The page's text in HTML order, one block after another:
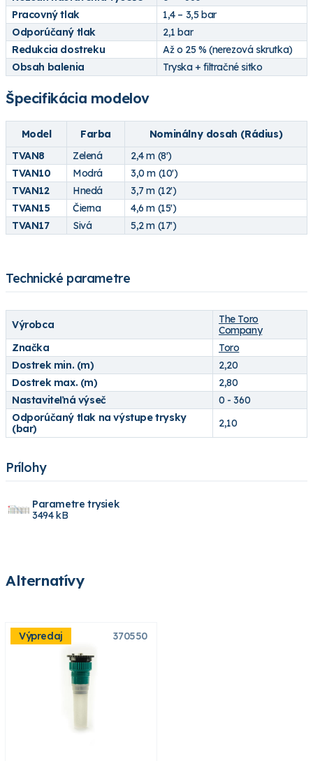
Pracovný tlak
1,4 – 3,5 bar
Odporúčaný tlak
2,1 bar
Redukcia dostreku
Až o 25 % (nerezová skrutka)
Obsah balenia
Tryska + filtračné sitko
Špecifikácia modelov
Model Farba
Nominálny dosah (Rádius)
TVAN8
Zelená
2,4 m (8')
TVAN10
Modrá
3,0 m (10')
TVAN12
Hnedá
3,7 m (12')
TVAN15
Čierna
4,6 m (15')
TVAN17
Sivá 5,2 m (17')
Technické parametre
Výrobca
The Toro
Company
Značka
Toro
Dostrek min. (m)
2,20
Dostrek max. (m)
2,80
Nastaviteľná výseč
0 - 360
Odporúčaný tlak na výstupe trysky
(bar)
2,10
Prílohy
Parametre trysiek
3494 kB
Alternatívy
Výpredaj 370550